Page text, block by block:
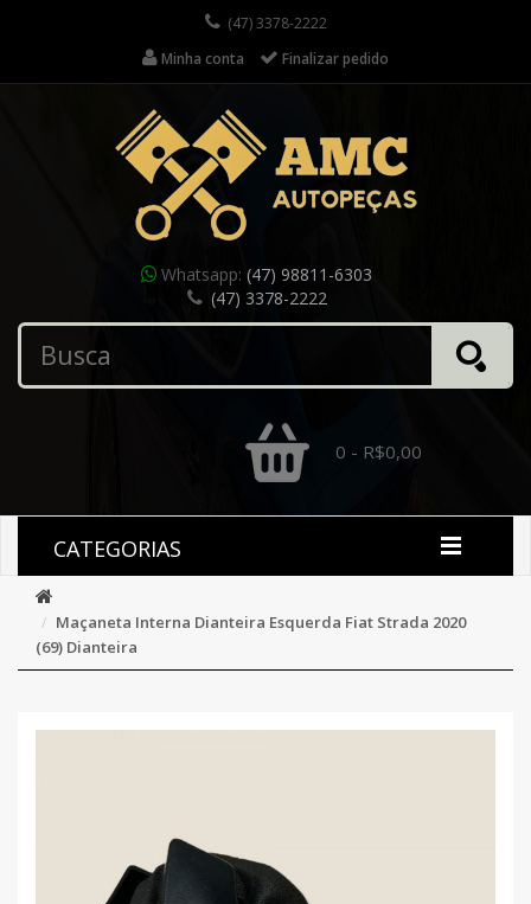
(47) 3378-2222
Minha conta
Finalizar pedido
Whatsapp: (47) 98811-6303
(47) 3378-2222
0 - R$0,00
CATEGORIAS
Maçaneta Interna Dianteira Esquerda Fiat Strada 2020
(69) Dianteira